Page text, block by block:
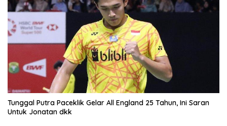
Tunggal Putra Paceklik Gelar All England 25 Tahun, Ini Saran
Untuk Jonatan dkk